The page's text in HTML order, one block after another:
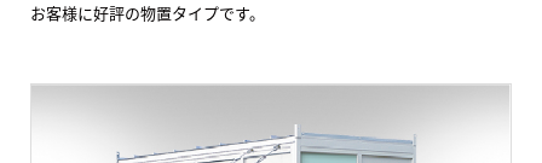
お客様に好評の物置タイプです。